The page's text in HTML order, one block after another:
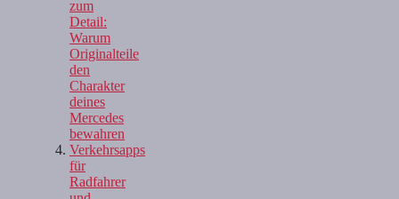
zum
Detail:
Warum
Originalteile
den
Charakter
deines
Mercedes
bewahren
Verkehrsapps
für
Radfahrer